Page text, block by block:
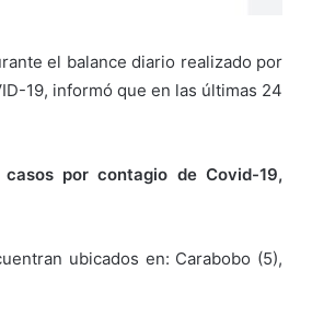
el balance diario realizado por
19, informó que en las últimas 24
casos por contagio de Covid-19,
ubicados en: Carabobo (5),